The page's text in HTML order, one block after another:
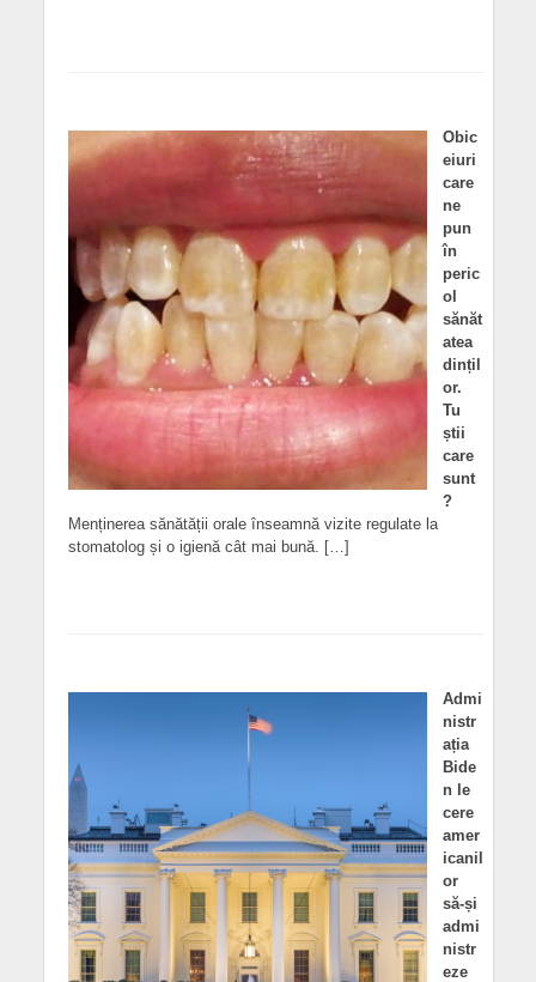
Obic
eiuri
care
ne
pun
în
peric
ol
sănăt
atea
dințil
or.
Tu
știi
care
sunt
?
Menținerea sănătății orale înseamnă vizite regulate la
stomatolog și o igienă cât mai bună. […]
Admi
nistr
ația
Bide
n le
cere
amer
icanil
or
să-și
admi
nistr
eze